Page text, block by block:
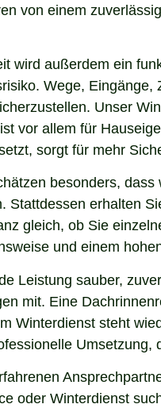
von einem
wird außerdem ein
Wege,
Unser
vor allem für
sorgt für mehr
besonders,
Stattdessen erhalten
gleich, ob Sie
und einem
Leistung sauber,
mit. Eine
Winterdienst steht
oder Winterdienst